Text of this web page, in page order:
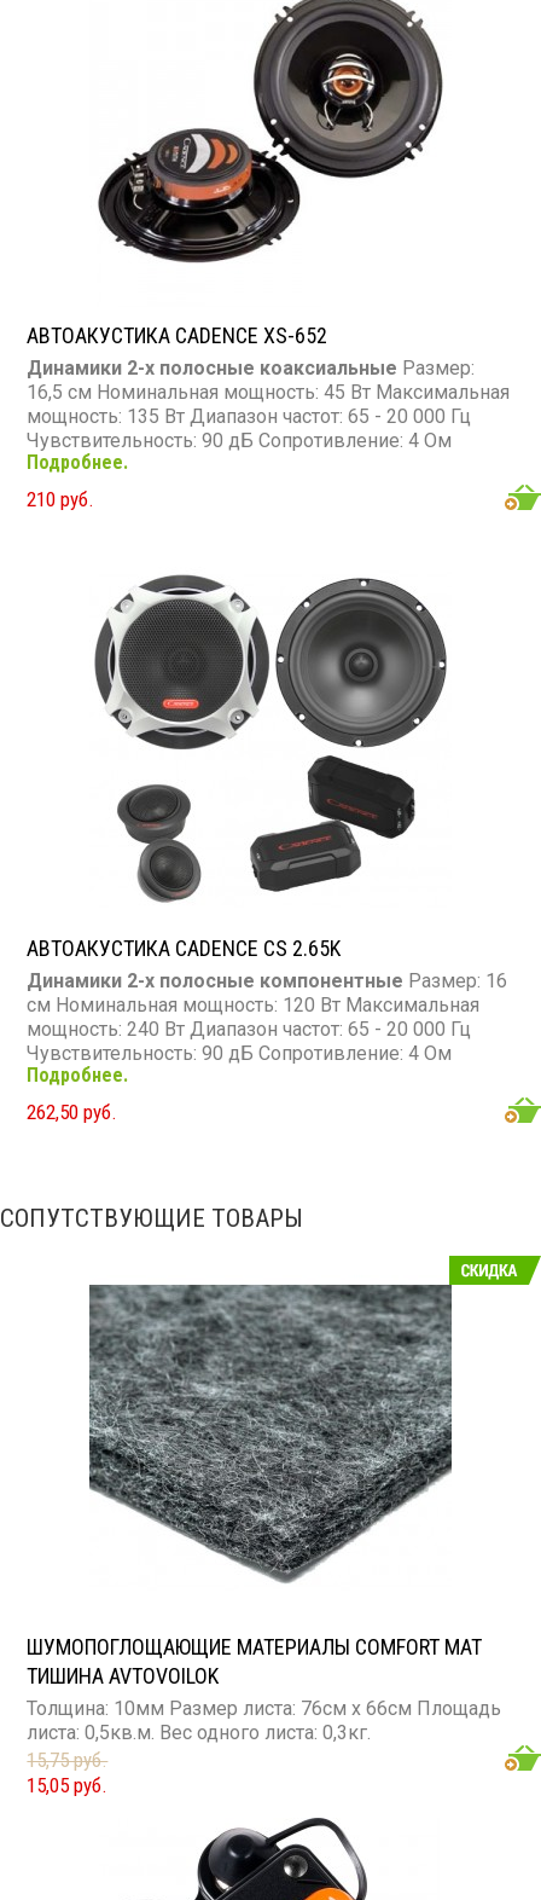
АВТОАКУСТИКА CADENCE XS-652
Динамики 2-х полосные коаксиальные Размер:
16,5 см Номинальная мощность: 45 Вт Максимальная
мощность: 135 Вт Диапазон частот: 65 - 20 000 Гц
Чувствительность: 90 дБ Сопротивление: 4 Ом
Подробнее.
210 руб.
АВТОАКУСТИКА CADENCE CS 2.65K
Динамики 2-х полосные компонентные Размер: 16
см Номинальная мощность: 120 Вт Максимальная
мощность: 240 Вт Диапазон частот: 65 - 20 000 Гц
Чувствительность: 90 дБ Сопротивление: 4 Ом
Подробнее.
262,50 руб.
СОПУТСТВУЮЩИЕ ТОВАРЫ
ШУМОПОГЛОЩАЮЩИЕ МАТЕРИАЛЫ COMFORT MAT
ТИШИНА AVTOVOILOK
Толщина: 10мм Размер листа: 76см х 66см Площадь
листа: 0,5кв.м. Вес одного листа: 0,3кг.
15,75 руб.
15,05 руб.